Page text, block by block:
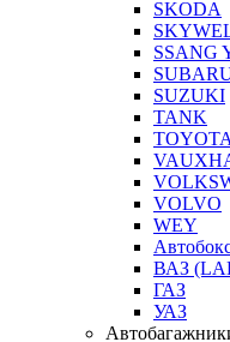
SKODA
SSANG
SUZUKI
TANK
TOYOTA
VOLVO
WEY
ВАЗ
ГАЗ
УАЗ